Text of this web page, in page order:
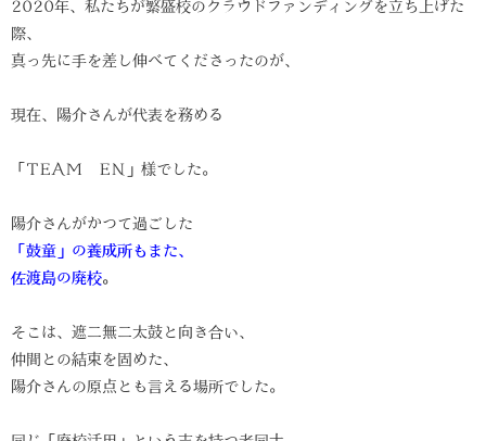
2020年、私たちが繁盛校のクラウドファンディングを立ち上げた
際、
真っ先に手を差し伸べてくださったのが、
現在、陽介さんが代表を務める
「TEAM EN」様でした。
陽介さんがかつて過ごした
「鼓童」の養成所もまた、
佐渡島の廃校。
そこは、遮二無二太鼓と向き合い、
仲間との結束を固めた、
陽介さんの原点とも言える場所でした。